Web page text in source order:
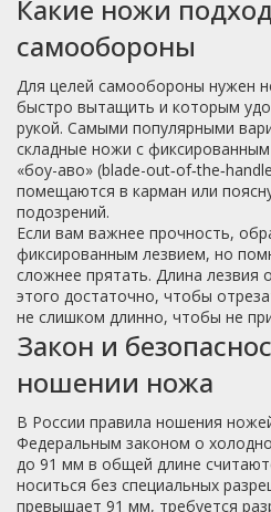
Какие ножи
самообороны
Для целей самообороны нужен
быстро вытащить и которым
рукой. Самыми популярными
складные ножи с
«боу-аво» (blade-
помещаются в карман или
подозрений.
Если вам важнее прочность,
фиксированным лезвием, но
сложнее прятать. Длина лезвия
этого достаточно, чтобы
не слишком длинно, чтобы не
Закон и
ношении ножа
В России правила ношения
Федеральным законом о
до 91 мм в общей длине
носиться без специальных
превышает 91 мм, требуется